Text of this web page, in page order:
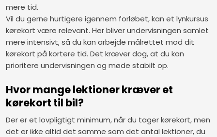
mere tid.
Vil du gerne hurtigere igennem forløbet, kan et lynkursus
kørekort være relevant. Her bliver undervisningen samlet
mere intensivt, så du kan arbejde målrettet mod dit
kørekort på kortere tid. Det kræver dog, at du kan
prioritere undervisningen og møde stabilt op.
Hvor mange lektioner kræver et
kørekort til bil?
Der er et lovpligtigt minimum, når du tager kørekort, men
det er ikke altid det samme som det antal lektioner, du